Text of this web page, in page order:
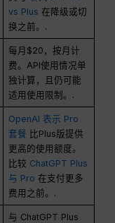
vs Plus 在降级或切
换之前。.
每月$20，按月计
费。API使用情况单
独计算，且仍可能
适用使用限制。.
OpenAI 表示 Pro
套餐 比Plus版提供
更高的使用额度。
比较 ChatGPT Plus
与 Pro 在支付更多
费用之前。.
与 ChatGPT Plus